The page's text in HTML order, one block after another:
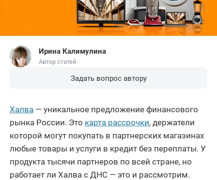
Ирина Калимулина
Автор статей
Задать вопрос автору
Халва — уникальное предложение финансового
рынка России. Это карта рассрочки, держатели
которой могут покупать в партнерских магазинах
любые товары и услуги в кредит без переплаты. У
продукта тысячи партнеров по всей стране, но
работает ли Халва с ДНС — это и рассмотрим.